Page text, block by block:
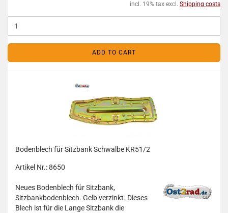
incl. 19% tax excl. Shipping costs
ADD TO CART
Bodenblech für Sitzbank Schwalbe KR51/2
Artikel Nr.: 8650
Neues Bodenblech für Sitzbank,
Sitzbankbodenblech. Gelb verzinkt. Dieses
Blech ist für die Lange Sitzbank die